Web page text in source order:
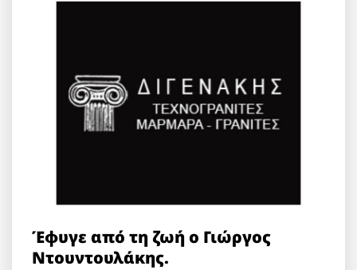
Έφυγε από τη ζωή ο Γιώργος
Ντουντουλάκης.